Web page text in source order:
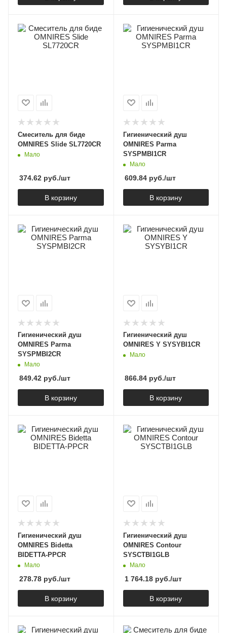
Смеситель для биде
OMNIRES Slide SL7720CR
Мало
374.62 руб./шт
В корзину
Гигиенический душ
OMNIRES Parma
SYSPMBI1CR
Мало
609.84руб./шт
В корзину
Гигиенический душ
OMNIRES Parma
SYSPMBI2CR
Мало
849.42 руб./шт
В корзину
Гигиенический душ
OMNIRES Y SYSYBI1CR
Мало
866.84руб./шт
В корзину
Гигиенический душ
OMNIRES Bidetta
BIDETTA-PPCR
Мало
278.78 руб./шт
В корзину
Гигиенический душ
OMNIRES Contour
SYSCTBI1GLB
Мало
1 764.18руб./шт
В корзину